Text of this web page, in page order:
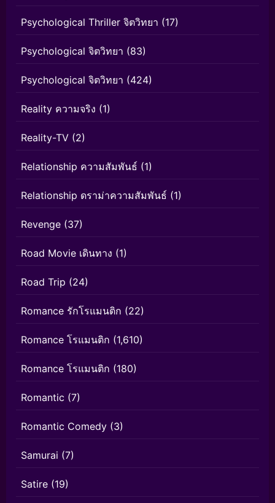
Psychological Thriller จิตวิทยา (17)
Psychological จิตวิทยา (83)
Psychological จิตวิทยา (424)
Reality ความจริง (1)
Reality-TV (2)
Relationship ความสัมพันธ์ (1)
Relationship ดราม่าความสัมพันธ์ (1)
Revenge (37)
Road Movie เดินทาง (1)
Road Trip (24)
Romance รักโรแมนติก (22)
Romance โรแมนติก (1,610)
Romance โรแมนติก (180)
Romantic (7)
Romantic Comedy (3)
Samurai (7)
Satire (19)